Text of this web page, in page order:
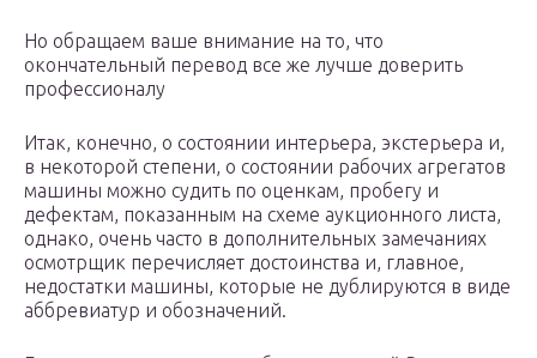
Но обращаем ваше внимание на то, что
окончательный перевод все же лучше доверить
профессионалу
Итак, конечно, о состоянии интерьера, экстерьера и,
в некоторой степени, о состоянии рабочих агрегатов
машины можно судить по оценкам, пробегу и
дефектам, показанным на схеме аукционного листа,
однако, очень часто в дополнительных замечаниях
осмотрщик перечисляет достоинства и, главное,
недостатки машины, которые не дублируются в виде
аббревиатур и обозначений.